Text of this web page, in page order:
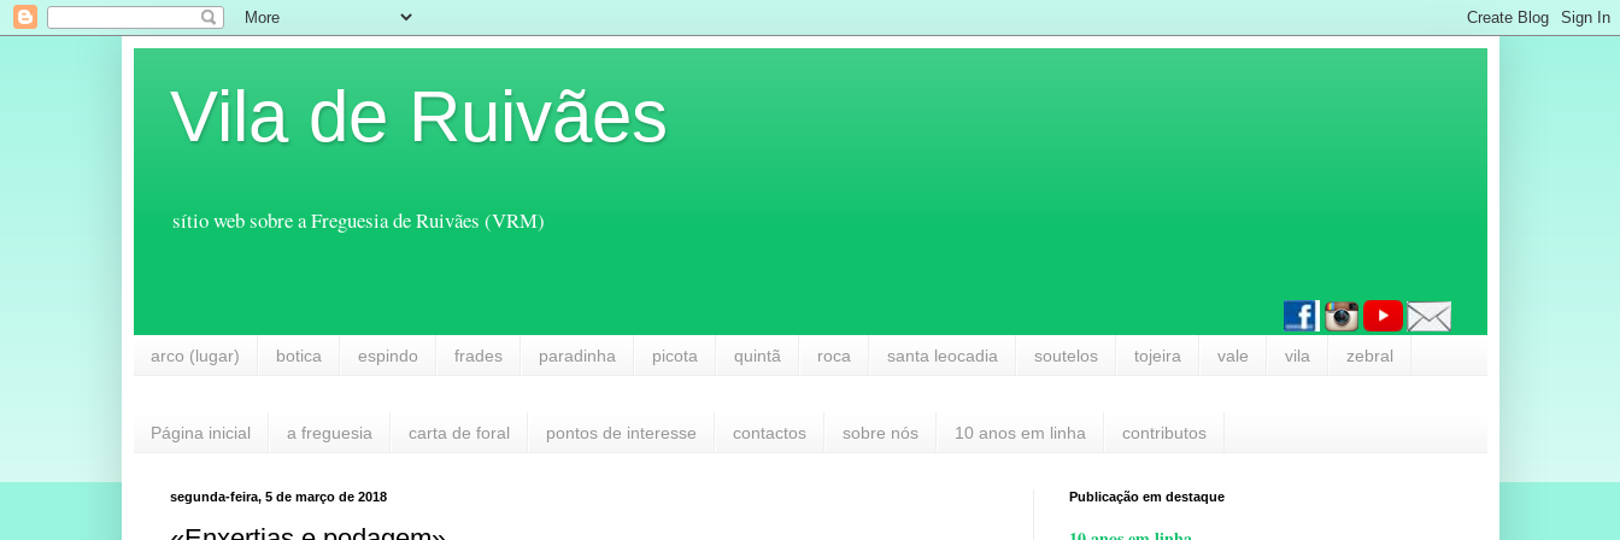
Vila de Ruivães
sítio web sobre a Freguesia de Ruivães (VRM)
arco (lugar) botica espindo frades paradinha picota quintã roca santa leocadia soutelos tojeira vale vila zebral
Página inicial a freguesia carta de foral pontos de interesse contactos sobre nós 10 anos em linha contributos
segunda-feira, 5 de março de 2018 Publicação em destaque